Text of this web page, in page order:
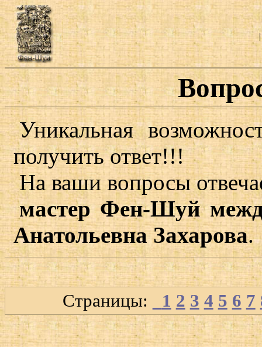
Уникальная
получить ответ!!!
На ваши вопросы
мастер Фен-Шуй
Анатольевна Захарова.
Страницы: 1 2 3 4 5 6 7